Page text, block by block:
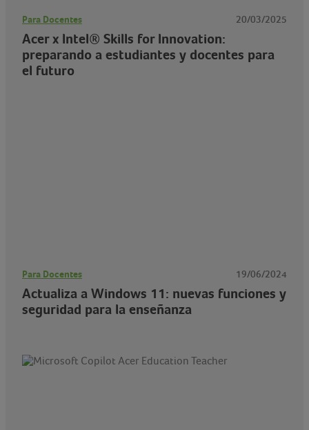
Para Docentes 20/03/2025
Acer x Intel® Skills for Innovation:
preparando a estudiantes y docentes para
el futuro
Para Docentes 19/06/2024
Actualiza a Windows 11: nuevas funciones y
seguridad para la enseñanza